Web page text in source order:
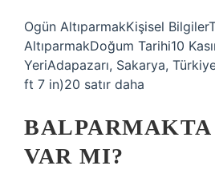
Ogün AltıparmakKişisel
AltıparmakDoğum Tarihi10
YeriAdapazarı, Sakarya,
ft 7 in)20 satır daha
VAR MI?